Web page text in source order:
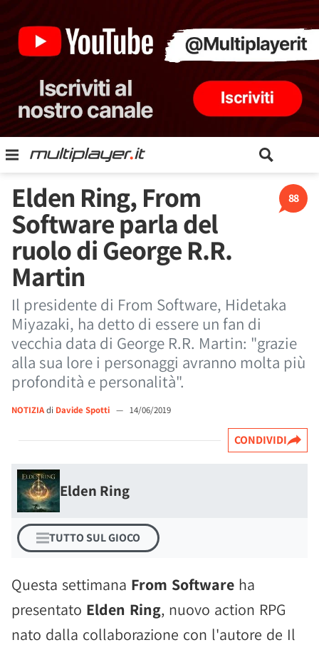
88
Elden Ring, From
Software parla del
ruolo di George R.R.
Martin
Il presidente di From Software, Hidetaka
Miyazaki, ha detto di essere un fan di
vecchia data di George R.R. Martin: "grazie
alla sua lore i personaggi avranno molta più
profondità e personalità".
NOTIZIAdi Davide Spotti — 14/06/2019
CONDIVIDI
Elden Ring
TUTTO SUL GIOCO
Questa settimana From Software ha
presentato Elden Ring, nuovo action RPG
nato dalla collaborazione con l'autore de Il